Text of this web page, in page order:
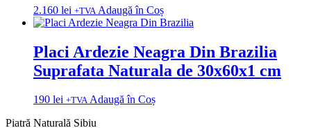
2.160 lei +TVA Adaugă în Coș
Placi Ardezie Neagra Din Brazilia
Suprafata Naturala de 30x60x1 cm
190 lei +TVA Adaugă în Coș
Piatră Naturală Sibiu